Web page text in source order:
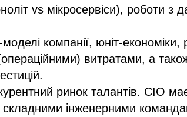
vs мікросервіси), роботи з
компанії, юніт-економіки,
витратами, а
ринок талантів. CIO
інженерними